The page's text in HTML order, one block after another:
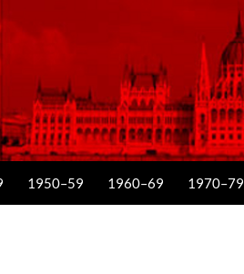
1950–59 1960–69 1970–79